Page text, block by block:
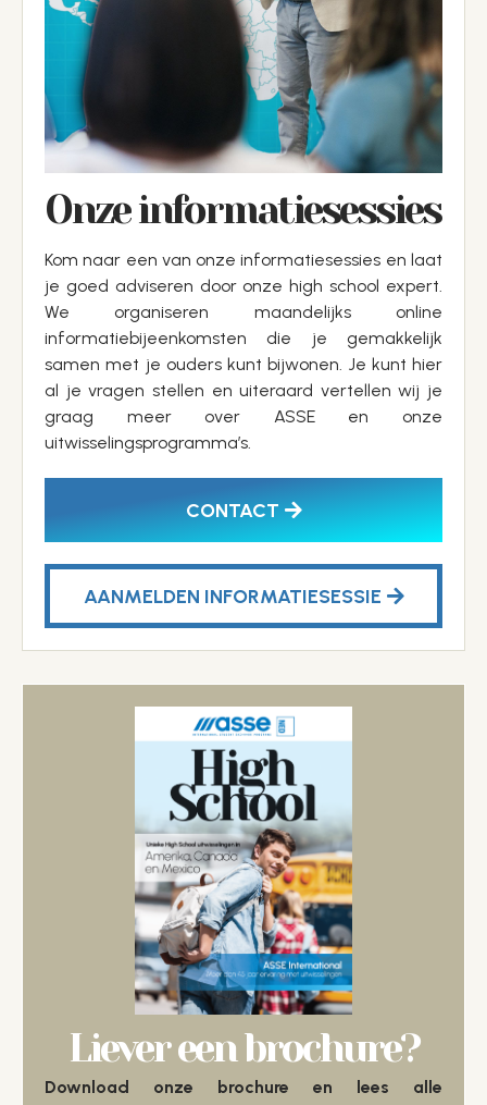
Onze informatiesessies
Kom naar een van onze informatiesessies en laat
je goed adviseren door onze high school expert.
We organiseren maandelijks online
informatiebijeenkomsten die je gemakkelijk
samen met je ouders kunt bijwonen. Je kunt hier
al je vragen stellen en uiteraard vertellen wij je
graag meer over ASSE en onze
uitwisselingsprogramma’s.
CONTACT
AANMELDEN INFORMATIESESSIE
Liever een brochure?
Download onze brochure en lees alle